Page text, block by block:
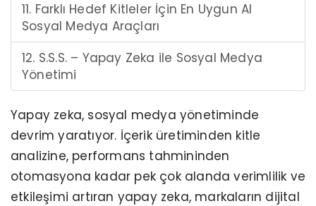
11. Farklı Hedef Kitleler İçin En Uygun AI
Sosyal Medya Araçları
12. S.S.S. – Yapay Zeka ile Sosyal Medya
Yönetimi
Yapay zeka, sosyal medya yönetiminde
devrim yaratıyor. İçerik üretiminden kitle
analizine, performans tahmininden
otomasyona kadar pek çok alanda verimlilik ve
etkileşimi artıran yapay zeka, markaların dijital